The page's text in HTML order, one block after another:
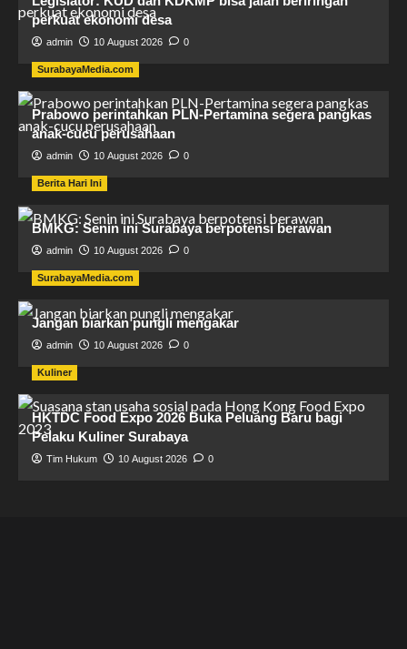
perkuat ekonomi desa
admin 10 August 2026 0
SurabayaMedia.com
Prabowo perintahkan PLN-Pertamina segera pangkas
anak-cucu perusahaan
admin 10 August 2026 0
Berita Hari Ini
BMKG: Senin ini Surabaya berpotensi berawan
admin 10 August 2026 0
SurabayaMedia.com
Jangan biarkan pungli mengakar
admin 10 August 2026 0
Kuliner
HKTDC Food Expo 2026 Buka Peluang Baru bagi
Pelaku Kuliner Surabaya
Tim Hukum 10 August 2026 0